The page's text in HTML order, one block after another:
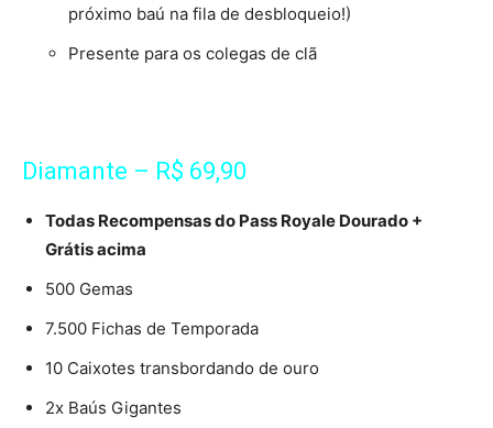
próximo baú na fila de desbloqueio!)
Presente para os colegas de clã
Diamante – R$ 69,90
Todas Recompensas do Pass Royale Dourado +
Grátis acima
500 Gemas
7.500 Fichas de Temporada
10 Caixotes transbordando de ouro
2x Baús Gigantes